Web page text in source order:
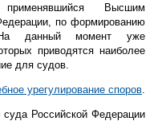
Высшим
по формированию
На данный момент уже
приводятся наиболее
для судов.
урегулирование споров
Российской Федерации